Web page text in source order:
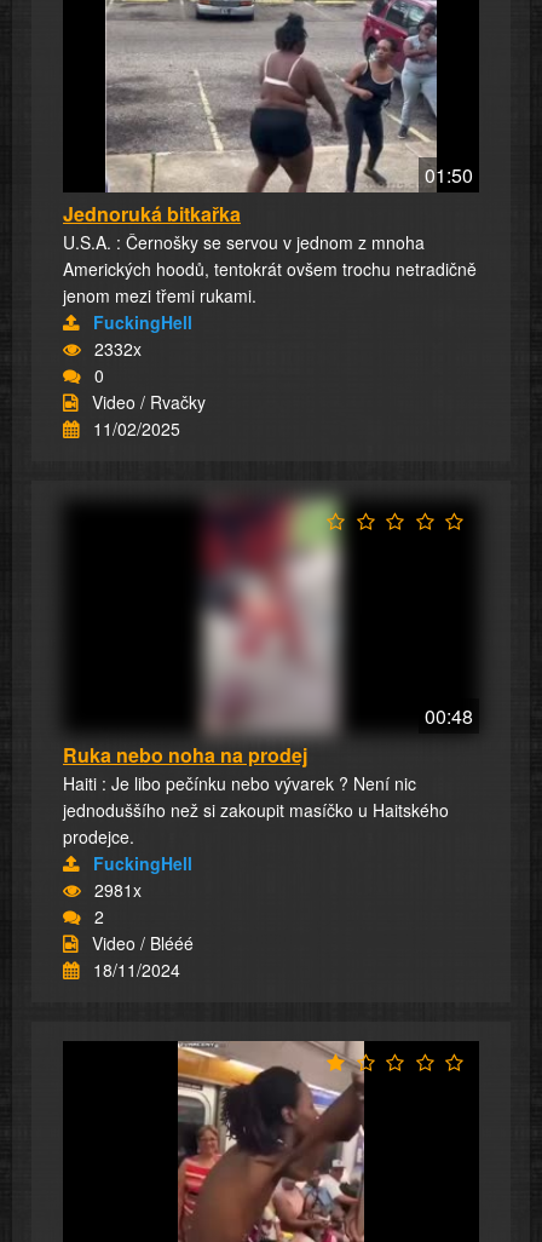
01:50
Jednoruká bitkařka
U.S.A. : Černošky se servou v jednom z mnoha
Amerických hoodů, tentokrát ovšem trochu netradičně
jenom mezi třemi rukami.
FuckingHell
2332x
0
Video / Rvačky
11/02/2025
00:48
Ruka nebo noha na prodej
Haiti : Je libo pečínku nebo vývarek ? Není nic
jednoduššího než si zakoupit masíčko u Haitského
prodejce.
FuckingHell
2981x
2
Video / Blééé
18/11/2024